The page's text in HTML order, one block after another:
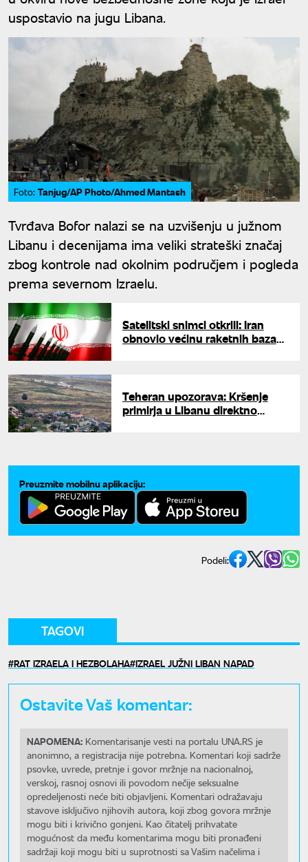
uspostavio na jugu Libana.
Foto: Tanjug/AP Photo/Ahmed Mantash
Tvrđava Bofor nalazi se na uzvišenju u južnom
Libanu i decenijama ima veliki strateški značaj
zbog kontrole nad okolnim područjem i pogleda
prema severnom Izraelu.
Satelitski snimci otkrili: Iran
obnovio većinu raketnih baza
Teheran upozorava: Kršenje
primirja u Libanu direktno
Preuzmite mobilnu aplikaciju:
Podeli:
TAGOVI
RAT IZRAELA I HEZBOLAHA IZRAEL JUŽNI LIBAN NAPAD
Ostavite Vaš komentar:
NAPOMENA: Komentarisanje vesti na portalu UNA.RS je
anonimno, a registracija nije potrebna. Komentari koji sadrže
psovke, uvrede, pretnje i govor mržnje na nacionalnoj,
verskoj, rasnoj osnovi ili povodom nečije seksualne
opredeljenosti neće biti objavljeni. Komentari odražavaju
stavove isključivo njihovih autora, koji zbog govora mržnje
mogu biti i krivično gonjeni. Kao čitatelj prihvatate
mogućnost da među komentarima mogu biti pronađeni
sadržaji koji mogu biti u suprotnosti sa Vašim načelima i